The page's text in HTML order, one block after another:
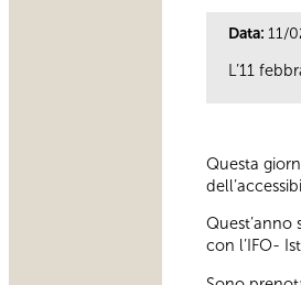
Data: 11/
L’11
Questa
con l’IFO-